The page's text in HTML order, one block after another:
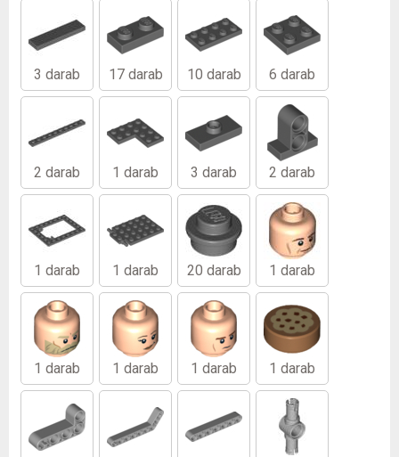
3 darab 17 darab 10 darab 6 darab
2 darab 1 darab 3 darab 2 darab
1 darab 1 darab 20 darab 1 darab
1 darab 1 darab 1 darab 1 darab